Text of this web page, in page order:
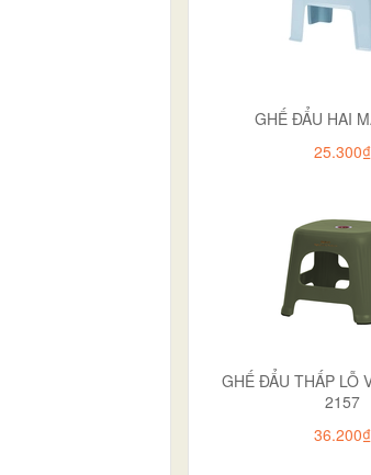
GHẾ ĐẨU HAI
25.300₫
GHẾ ĐẨU THẤP LỖ
2157
36.200₫